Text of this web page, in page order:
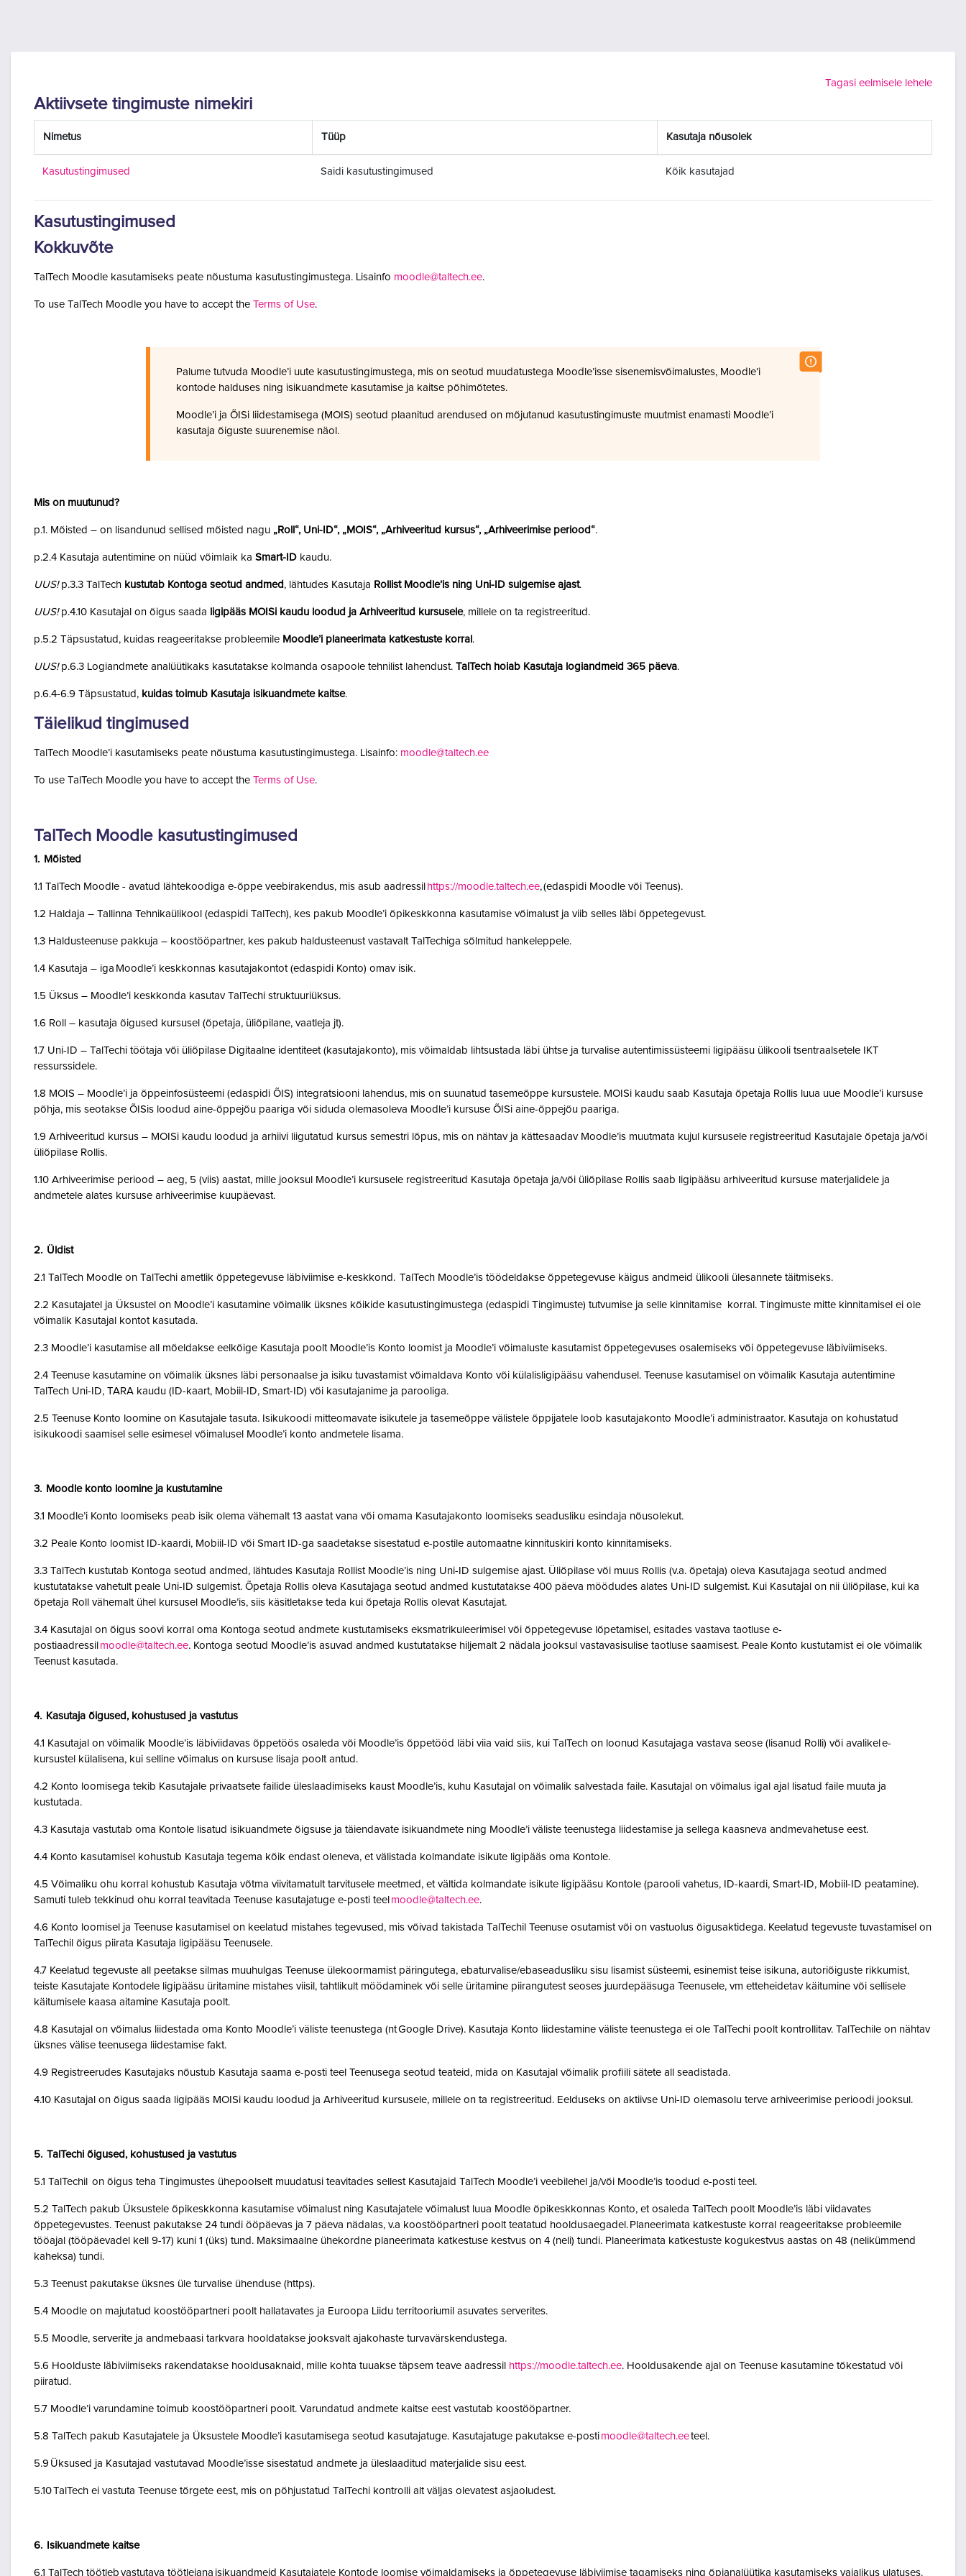
Tagasi eelmisele lehele
Aktiivsete tingimuste nimekiri
Nimetus Tüüp Kasutaja nõusolek
Kasutustingimused Saidi kasutustingimused Kõik kasutajad
Kasutustingimused
Kokkuvõte
TalTech Moodle kasutamiseks peate nõustuma kasutustingimustega. Lisainfo moodle@taltech.ee.
To use TalTech Moodle you have to accept the Terms of Use.
Palume tutvuda Moodle’i uute kasutustingimustega, mis on seotud muudatustega Moodle’isse sisenemisvõimalustes, Moodle’i
kontode halduses ning isikuandmete kasutamise ja kaitse põhimõtetes.
Moodle’i ja ÕISi liidestamisega (MOIS) seotud plaanitud arendused on mõjutanud kasutustingimuste muutmist enamasti Moodle’i
kasutaja õiguste suurenemise näol.
Mis on muutunud?
p.1. Mõisted – on lisandunud sellised mõisted nagu „Roll“, Uni-ID“, „MOIS“, „Arhiveeritud kursus“, „Arhiveerimise periood“.
p.2.4 Kasutaja autentimine on nüüd võimlaik ka Smart-ID kaudu.
UUS!p.3.3 TalTech kustutab Kontoga seotud andmed , lähtudes Kasutaja Rollist Moodle’is ning Uni-ID sulgemise ajast.
UUS!p.4.10 Kasutajal on õigus saada ligipääs MOISi kaudu loodud ja Arhiveeritud kursusele, millele on ta registreeritud.
p.5.2 Täpsustatud, kuidas reageeritakse probleemile Moodle’i planeerimata katkestuste korral .
UUS!p.6.3 Logiandmete analüütikaks kasutatakse kolmanda osapoole tehnilist lahendust. TalTech hoiab Kasutaja logiandmeid 365 päeva.
p.6.4-6.9 Täpsustatud, kuidas toimub Kasutaja isikuandmete kaitse.
Täielikud tingimused
TalTech Moodle’i kasutamiseks peate nõustuma kasutustingimustega. Lisainfo: moodle@taltech.ee
To use TalTech Moodle you have to accept the Terms of Use.
TalTech Moodle kasutustingimused
1. Mõisted
1.1 TalTech Moodle - avatud lähtekoodiga e-õppe veebirakendus, mis asub aadressil https://moodle.taltech.ee, (edaspidi Moodle või Teenus).
1.2 Haldaja – Tallinna Tehnikaülikool (edaspidi TalTech), kes pakub Moodle’i õpikeskkonna kasutamise võimalust ja viib selles läbi õppetegevust.
1.3 Haldusteenuse pakkuja – koostööpartner, kes pakub haldusteenust vastavalt TalTechiga sõlmitud hankeleppele.
1.4 Kasutaja – iga Moodle’i keskkonnas kasutajakontot (edaspidi Konto) omav isik.
1.5 Üksus – Moodle’i keskkonda kasutav TalTechi struktuuriüksus.
1.6 Roll – kasutaja õigused kursusel (õpetaja, üliõpilane, vaatleja jt).
1.7 Uni-ID – TalTechi töötaja või üliõpilase Digitaalne identiteet (kasutajakonto), mis võimaldab lihtsustada läbi ühtse ja turvalise autentimissüsteemi ligipääsu ülikooli tsentraalsetele IKT
ressurssidele.
1.8 MOIS – Moodle’i ja õppeinfosüsteemi (edaspidi ÕIS) integratsiooni lahendus, mis on suunatud tasemeõppe kursustele. MOISi kaudu saab Kasutaja õpetaja Rollis luua uue Moodle’i kursuse
põhja, mis seotakse ÕISis loodud aine-õppejõu paariga või siduda olemasoleva Moodle’i kursuse ÕISi aine-õppejõu paariga.
1.9 Arhiveeritud kursus – MOISi kaudu loodud ja arhiivi liigutatud kursus semestri lõpus, mis on nähtav ja kättesaadav Moodle’is muutmata kujul kursusele registreeritud Kasutajale õpetaja ja/või
üliõpilase Rollis.
1.10 Arhiveerimise periood – aeg, 5 (viis) aastat, mille jooksul Moodle’i kursusele registreeritud Kasutaja õpetaja ja/või üliõpilase Rollis saab ligipääsu arhiveeritud kursuse materjalidele ja
andmetele alates kursuse arhiveerimise kuupäevast.
2. Üldist
2.1 TalTech Moodle on TalTechi ametlik õppetegevuse läbiviimise e-keskkond. TalTech Moodle’is töödeldakse õppetegevuse käigus andmeid ülikooli ülesannete täitmiseks.
2.2 Kasutajatel ja Üksustel on Moodle’i kasutamine võimalik üksnes kõikide kasutustingimustega (edaspidi Tingimuste) tutvumise ja selle kinnitamise korral. Tingimuste mitte kinnitamisel ei ole
võimalik Kasutajal kontot kasutada.
2.3 Moodle’i kasutamise all mõeldakse eelkõige Kasutaja poolt Moodle’is Konto loomist ja Moodle’i võimaluste kasutamist õppetegevuses osalemiseks või õppetegevuse läbiviimiseks.
2.4 Teenuse kasutamine on võimalik üksnes läbi personaalse ja isiku tuvastamist võimaldava Konto või külalisligipääsu vahendusel. Teenuse kasutamisel on võimalik Kasutaja autentimine
TalTech Uni-ID, TARA kaudu (ID-kaart, Mobiil-ID, Smart-ID) või kasutajanime ja parooliga.
2.5 Teenuse Konto loomine on Kasutajale tasuta. Isikukoodi mitteomavate isikutele ja tasemeõppe välistele õppijatele loob kasutajakonto Moodle’i administraator. Kasutaja on kohustatud
isikukoodi saamisel selle esimesel võimalusel Moodle’i konto andmetele lisama.
3. Moodle konto loomine ja kustutamine
3.1 Moodle’i Konto loomiseks peab isik olema vähemalt 13 aastat vana või omama Kasutajakonto loomiseks seadusliku esindaja nõusolekut.
3.2 Peale Konto loomist ID-kaardi, Mobiil-ID või Smart ID-ga saadetakse sisestatud e-postile automaatne kinnituskiri konto kinnitamiseks.
3.3 TalTech kustutab Kontoga seotud andmed, lähtudes Kasutaja Rollist Moodle’is ning Uni-ID sulgemise ajast. Üliõpilase või muus Rollis (v.a. õpetaja) oleva Kasutajaga seotud andmed
kustutatakse vahetult peale Uni-ID sulgemist. Õpetaja Rollis oleva Kasutajaga seotud andmed kustutatakse 400 päeva möödudes alates Uni-ID sulgemist. Kui Kasutajal on nii üliõpilase, kui ka
õpetaja Roll vähemalt ühel kursusel Moodle’is, siis käsitletakse teda kui õpetaja Rollis olevat Kasutajat.
3.4 Kasutajal on õigus soovi korral oma Kontoga seotud andmete kustutamiseks eksmatrikuleerimisel või õppetegevuse lõpetamisel, esitades vastava taotluse e-
postiaadressil moodle@taltech.ee. Kontoga seotud Moodle’is asuvad andmed kustutatakse hiljemalt 2 nädala jooksul vastavasisulise taotluse saamisest. Peale Konto kustutamist ei ole võimalik
Teenust kasutada.
4. Kasutaja õigused, kohustused ja vastutus
4.1 Kasutajal on võimalik Moodle’is läbiviidavas õppetöös osaleda või Moodle’is õppetööd läbi viia vaid siis, kui TalTech on loonud Kasutajaga vastava seose (lisanud Rolli) või avalikel e-
kursustel külalisena, kui selline võimalus on kursuse lisaja poolt antud.
4.2 Konto loomisega tekib Kasutajale privaatsete failide üleslaadimiseks kaust Moodle’is, kuhu Kasutajal on võimalik salvestada faile. Kasutajal on võimalus igal ajal lisatud faile muuta ja
kustutada.
4.3 Kasutaja vastutab oma Kontole lisatud isikuandmete õigsuse ja täiendavate isikuandmete ning Moodle’i väliste teenustega liidestamise ja sellega kaasneva andmevahetuse eest.
4.4 Konto kasutamisel kohustub Kasutaja tegema kõik endast oleneva, et välistada kolmandate isikute ligipääs oma Kontole.
4.5 Võimaliku ohu korral kohustub Kasutaja võtma viivitamatult tarvitusele meetmed, et vältida kolmandate isikute ligipääsu Kontole (parooli vahetus, ID-kaardi, Smart-ID, Mobiil-ID peatamine).
Samuti tuleb tekkinud ohu korral teavitada Teenuse kasutajatuge e-posti teel moodle@taltech.ee.
4.6 Konto loomisel ja Teenuse kasutamisel on keelatud mistahes tegevused, mis võivad takistada TalTechil Teenuse osutamist või on vastuolus õigusaktidega. Keelatud tegevuste tuvastamisel on
TalTechil õigus piirata Kasutaja ligipääsu Teenusele.
4.7 Keelatud tegevuste all peetakse silmas muuhulgas Teenuse ülekoormamist päringutega, ebaturvalise/ebaseadusliku sisu lisamist süsteemi, esinemist teise isikuna, autoriõiguste rikkumist,
teiste Kasutajate Kontodele ligipääsu üritamine mistahes viisil, tahtlikult möödaminek või selle üritamine piirangutest seoses juurdepääsuga Teenusele, vm etteheidetav käitumine või sellisele
käitumisele kaasa aitamine Kasutaja poolt.
4.8 Kasutajal on võimalus liidestada oma Konto Moodle’i väliste teenustega (nt Google Drive). Kasutaja Konto liidestamine väliste teenustega ei ole TalTechi poolt kontrollitav. TalTechile on nähtav
üksnes välise teenusega liidestamise fakt.
4.9 Registreerudes Kasutajaks nõustub Kasutaja saama e-posti teel Teenusega seotud teateid, mida on Kasutajal võimalik profiili sätete all seadistada.
4.10 Kasutajal on õigus saada ligipääs MOISi kaudu loodud ja Arhiveeritud kursusele, millele on ta registreeritud. Eelduseks on aktiivse Uni-ID olemasolu terve arhiveerimise perioodi jooksul.
5. TalTechi õigused, kohustused ja vastutus
5.1 TalTechil on õigus teha Tingimustes ühepoolselt muudatusi teavitades sellest Kasutajaid TalTech Moodle’i veebilehel ja/või Moodle’is toodud e-posti teel.
5.2 TalTech pakub Üksustele õpikeskkonna kasutamise võimalust ning Kasutajatele võimalust luua Moodle õpikeskkonnas Konto, et osaleda TalTech poolt Moodle’is läbi viidavates
õppetegevustes. Teenust pakutakse 24 tundi ööpäevas ja 7 päeva nädalas, v.a koostööpartneri poolt teatatud hooldusaegadel. Planeerimata katkestuste korral reageeritakse probleemile
tööajal (tööpäevadel kell 9-17) kuni 1 (üks) tund. Maksimaalne ühekordne planeerimata katkestuse kestvus on 4 (neli) tundi. Planeerimata katkestuste kogukestvus aastas on 48 (nelikümmend
kaheksa) tundi.
5.3 Teenust pakutakse üksnes üle turvalise ühenduse (https).
5.4 Moodle on majutatud koostööpartneri poolt hallatavates ja Euroopa Liidu territooriumil asuvates serverites.
5.5 Moodle, serverite ja andmebaasi tarkvara hooldatakse jooksvalt ajakohaste turvavärskendustega.
5.6 Hoolduste läbiviimiseks rakendatakse hooldusaknaid, mille kohta tuuakse täpsem teave aadressil https://moodle.taltech.ee. Hooldusakende ajal on Teenuse kasutamine tõkestatud või
piiratud.
5.7 Moodle’i varundamine toimub koostööpartneri poolt. Varundatud andmete kaitse eest vastutab koostööpartner.
5.8 TalTech pakub Kasutajatele ja Üksustele Moodle’i kasutamisega seotud kasutajatuge. Kasutajatuge pakutakse e-posti moodle@taltech.eeteel.
5.9 Üksused ja Kasutajad vastutavad Moodle’isse sisestatud andmete ja üleslaaditud materjalide sisu eest.
5.10 TalTech ei vastuta Teenuse tõrgete eest, mis on põhjustatud TalTechi kontrolli alt väljas olevatest asjaoludest.
6. Isikuandmete kaitse
6.1 TalTech töötleb vastutava töötlejana isikuandmeid Kasutajatele Kontode loomise võimaldamiseks ja õppetegevuse läbiviimise tagamiseks ning õpianalüütika kasutamiseks vajalikus ulatuses.